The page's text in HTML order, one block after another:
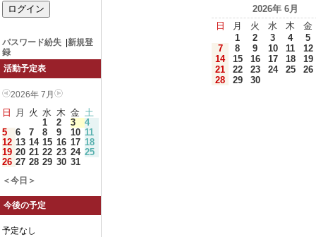
パスワード紛失
新規登
録
活動予定表
2026年 7月
日 月 火 水 木 金 土
1
2 3
4
5
6 7 8 9 10 11
12 13 14 15 16 17 18
19 20 21 22 23 24 25
26 27 28 29 30 31
＜今日＞
今後の予定
予定なし
2026年 6月
日
月 火 水 木
金
1
2 3 4
5
7
8 9 10 11
12
14
15 16 17 18
19
21
22 23 24 25
26
28
29 30